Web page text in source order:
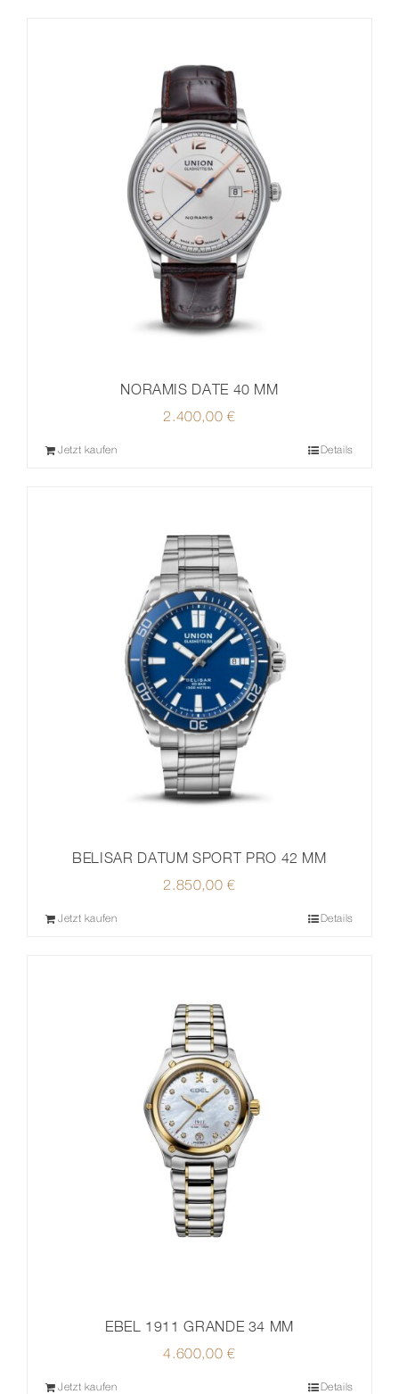
NORAMIS DATE 40 MM
2.400,00€
Jetzt kaufen Details
BELISAR DATUM SPORT PRO 42 MM
2.850,00€
Jetzt kaufen Details
EBEL 1911 GRANDE 34 MM
4.600,00€
Jetzt kaufen Details